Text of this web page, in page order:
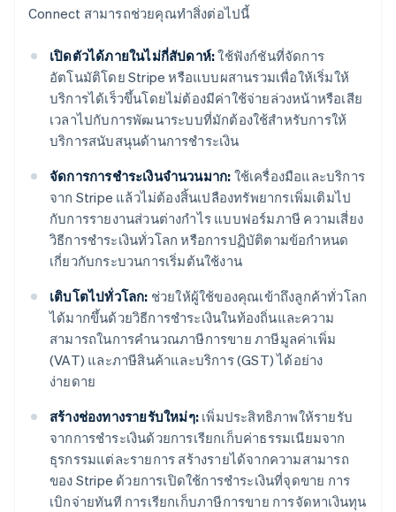
Connect สามารถช่วยคุณทำสิ่งต่อไปนี้
เปิดตัวได้ภายในไม่กี่สัปดาห์:ใช้ฟังก์ชันที่จัดการ
อัตโนมัติโดย Stripe หรือแบบผสานรวมเพื่อให้เริ่มให้
บริการได้เร็วขึ้นโดยไม่ต้องมีค่าใช้จ่ายล่วงหน้าหรือเสีย
เวลาไปกับการพัฒนาระบบที่มักต้องใช้สำหรับการให้
บริการสนับสนุนด้านการชำระเงิน
จัดการการชำระเงินจำนวนมาก: ใช้เครื่องมือและบริการ
จาก Stripe แล้วไม่ต้องสิ้นเปลืองทรัพยากรเพิ่มเติมไป
กับการรายงานส่วนต่างกำไร แบบฟอร์มภาษี ความเสี่ยง
วิธีการชำระเงินทั่วโลก หรือการปฏิบัติตามข้อกำหนด
เกี่ยวกับกระบวนการเริ่มต้นใช้งาน
เติบโตไปทั่วโลก: ช่วยให้ผู้ใช้ของคุณเข้าถึงลูกค้าทั่วโลก
ได้มากขึ้นด้วยวิธีการชำระเงินในท้องถิ่นและความ
สามารถในการคำนวณภาษีการขาย ภาษีมูลค่าเพิ่ม
(VAT) และภาษีสินค้าและบริการ (GST) ได้อย่าง
ง่ายดาย
สร้างช่องทางรายรับใหม่ๆ: เพิ่มประสิทธิภาพให้รายรับ
จากการชำระเงินด้วยการเรียกเก็บค่าธรรมเนียมจาก
ธุรกรรมแต่ละรายการ สร้างรายได้จากความสามารถ
ของ Stripe ด้วยการเปิดใช้การชำระเงินที่จุดขาย การ
เบิกจ่ายทันที การเรียกเก็บภาษีการขาย การจัดหาเงินทุน